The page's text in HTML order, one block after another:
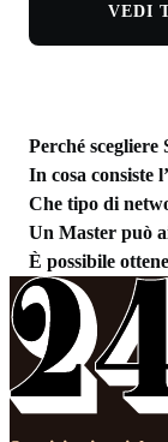
VEDI
Perché scegliere
In cosa consiste
Che tipo di
Un Master può
È possibile